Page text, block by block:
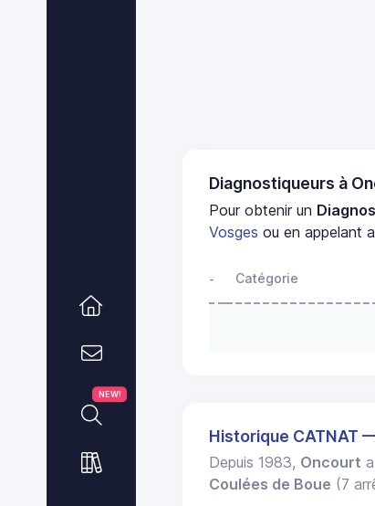
NEW!
Diagnostiqueurs à
Pour obtenir un
Vosges ou en appelant
- Catégorie
Historique CATNAT
Depuis 1983, Oncourt
Coulées de Boue (7